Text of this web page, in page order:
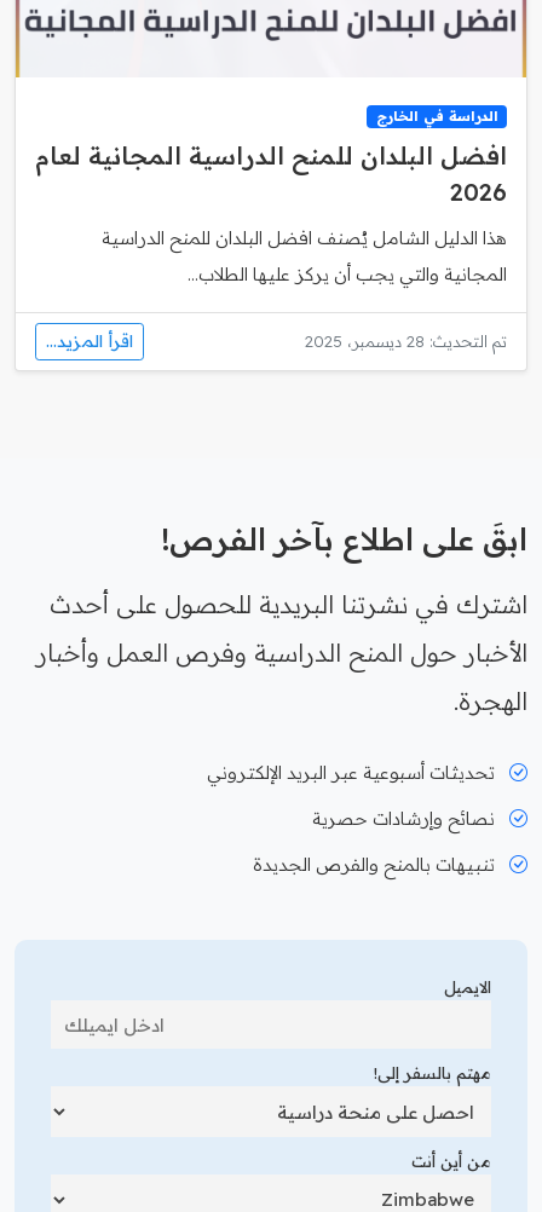
الدراسة في الخارج
افضل البلدان للمنح الدراسية المجانية لعام
2026
هذا الدليل الشامل يُصنف افضل البلدان للمنح الدراسية
المجانية والتي يجب أن يركز عليها الطلاب...
تم التحديث: 28 ديسمبر، 2025 اقرأ المزيد...
ابقَ على اطلاع بآخر الفرص!
اشترك في نشرتنا البريدية للحصول على أحدث
الأخبار حول المنح الدراسية وفرص العمل وأخبار
الهجرة.
تحديثات أسبوعية عبر البريد الإلكتروني
نصائح وإرشادات حصرية
تنبيهات بالمنح والفرص الجديدة
الايميل
مهتم بالسفر إلى!
من أين أنت